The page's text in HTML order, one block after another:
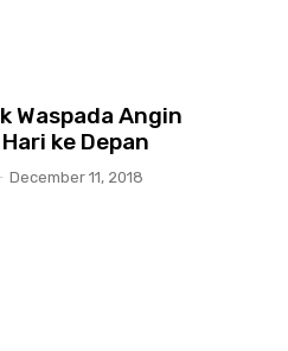
Waspada Angin
ke Depan
December 11, 2018